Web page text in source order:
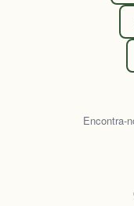
Encontra-